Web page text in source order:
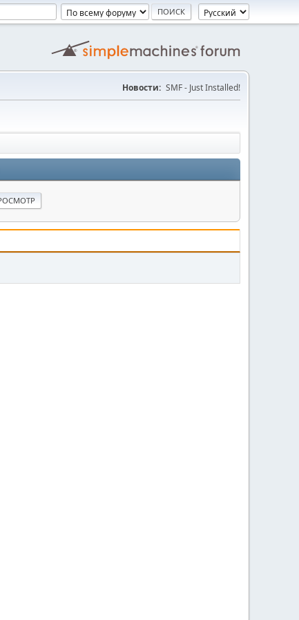
Новости: SMF - Just Installed!